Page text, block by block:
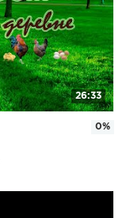
26:33
0%